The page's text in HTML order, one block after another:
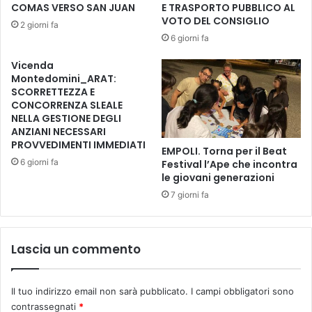
a
i
l
a
y
.
I
l
s
a
o
n
t
e
p
s
e
n
t
a
“
F
c
h
i
n
COMAS VERSO SAN JUAN
2 giorni fa
E TRASPORTO PUBBLICO AL
VOTO DEL CONSIGLIO
6 giorni fa
Vicenda
Montedomini_ARAT:
SCORRETTEZZA E
CONCORRENZA SLEALE
NELLA GESTIONE DEGLI
ANZIANI NECESSARI
PROVVEDIMENTI IMMEDIATI
6 giorni fa
EMPOLI. Torna per il Beat
Festival l’Ape che incontra
le giovani generazioni
7 giorni fa
Lascia un commento
Il tuo indirizzo email non sarà pubblicato. I campi obbligatori sono
contrassegnati *